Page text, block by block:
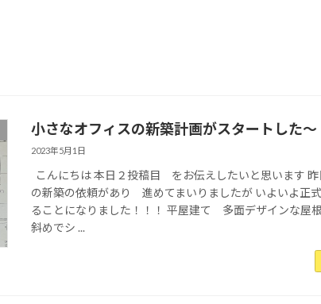
小さなオフィスの新築計画がスタートした〜
2023年5月1日
こんにちは 本日２投稿目 をお伝えしたいと思います
の新築の依頼があり 進めてまいりましたが いよいよ正
ることになりました！！！ 平屋建て 多面デザインな屋
斜めでシ ...